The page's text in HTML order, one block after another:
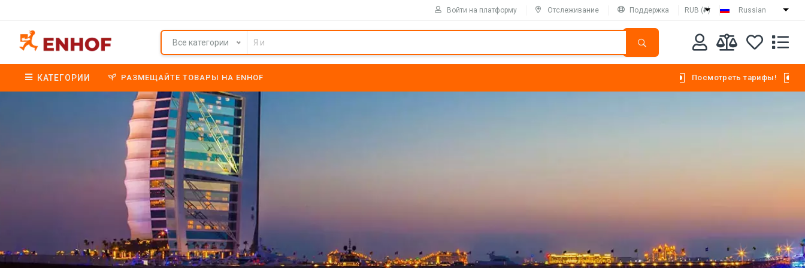
Войти на платформу Отслеживание Поддержка RUB (₽) Russian
Все категории
КАТЕГОРИИ РАЗМЕЩАЙТЕ ТОВАРЫ НА ENHOF Посмотреть тарифы!